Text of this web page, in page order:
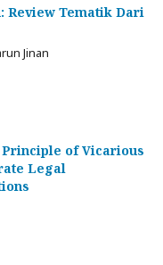
Review Tematik Dari
Jinan
of Vicarious
Legal